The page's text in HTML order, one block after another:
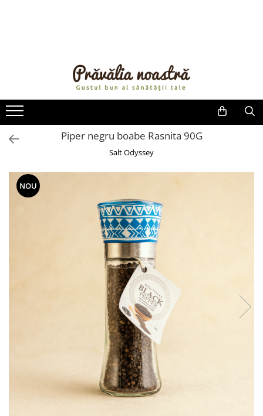
ULEIURI ȘI UNTURI
MĂSLINE
NUCI ȘI SEMINȚE
FRUCTE DESHIDRATATE
FRUCTE LA CONSERVĂ
OȚETURI ȘI SOSURI
BĂUTURI / LAPTE VEGETAL
CREME ȘI PASTE TARTINABILE
LACTATE
Piper negru boabe Rasnita 90G
Salt Odyssey
NOU